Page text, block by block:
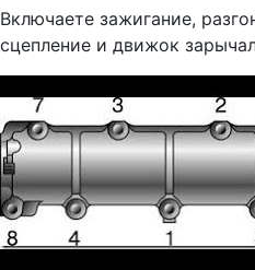
Включаете зажигание,
сцепление и движок